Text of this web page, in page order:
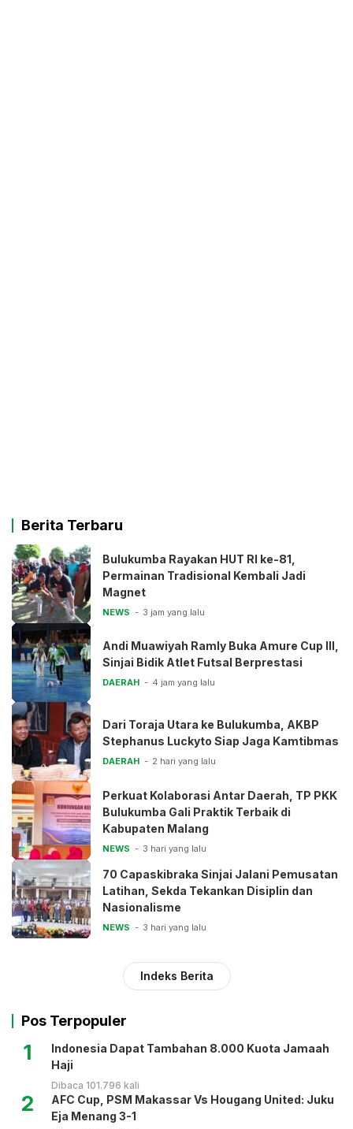
Berita Terbaru
Bulukumba Rayakan HUT RI ke-81,
Permainan Tradisional Kembali Jadi
Magnet
NEWS 3 jam yang lalu
Andi Muawiyah Ramly Buka Amure Cup III,
Sinjai Bidik Atlet Futsal Berprestasi
DAERAH 4 jam yang lalu
Dari Toraja Utara ke Bulukumba, AKBP
Stephanus Luckyto Siap Jaga Kamtibmas
DAERAH 2 hari yang lalu
Perkuat Kolaborasi Antar Daerah, TP PKK
Bulukumba Gali Praktik Terbaik di
Kabupaten Malang
NEWS 3 hari yang lalu
70 Capaskibraka Sinjai Jalani Pemusatan
Latihan, Sekda Tekankan Disiplin dan
Nasionalisme
NEWS 3 hari yang lalu
Indeks Berita
Pos Terpopuler
1
Indonesia Dapat Tambahan 8.000 Kuota Jamaah
Haji
Dibaca 101.796 kali
2
AFC Cup, PSM Makassar Vs Hougang United: Juku
Eja Menang 3-1